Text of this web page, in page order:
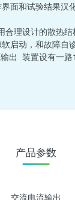
面和试验结果汉
理设计的散热结
启动，和故障自
装置设有一路
产品参数
交流电流输出